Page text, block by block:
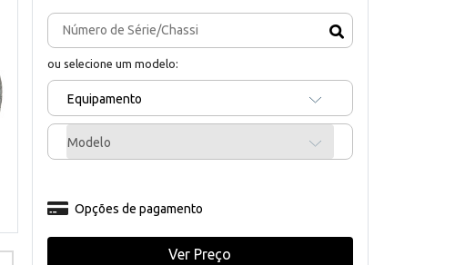
ou selecione um modelo:
Equipamento
Modelo
Opções de pagamento
Ver Preço